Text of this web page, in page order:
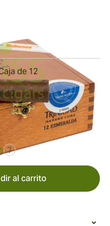
?
de 12
12
al carrito